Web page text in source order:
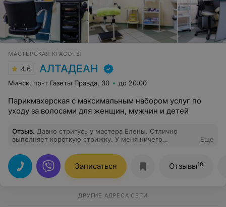
МАСТЕРСКАЯ КРАСОТЫ
4.6 АЛТАДЕАН
Минск, пр-т Газеты Правда, 30 до 20:00
Парикмахерская с максимальным набором услуг по
уходу за волосами для женщин, мужчин и детей
Отзыв. Давно стригусь у мастера Елены. Отлично
выполняет короткую стрижку. У меня ничего
пока искала новые рукт после отъезда своего
прежнего мастера.
Еще
Записаться Отзывы18
ДРУГИЕ АДРЕСА СЕТИ